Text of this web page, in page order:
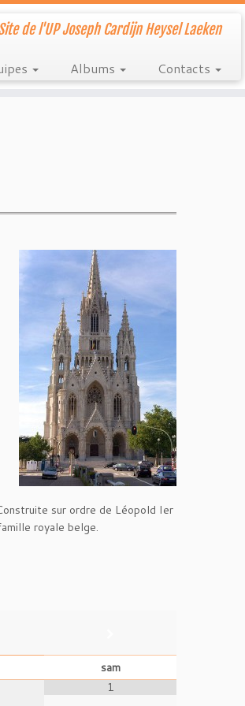
de l'UP Joseph Cardijn Heysel Laeken
Albums Contacts
sur ordre de Léopold Ier
royale belge.
sam
1